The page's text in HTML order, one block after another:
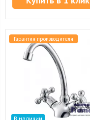
Гарантия производителя
В наличии